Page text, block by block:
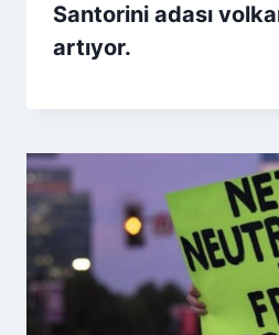
Santorini adası
artıyor.